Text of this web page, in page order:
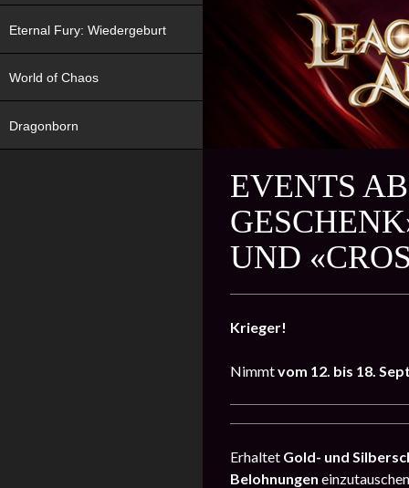
EVENTS
UND
Krieger!
Nimmtvom 12. bis 18.
Erhaltet Gold- und
Belohnungen
Eternal Fury: Wiedergeburt
World of Chaos
Dragonborn